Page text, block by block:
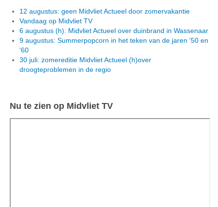
12 augustus: geen Midvliet Actueel door zomervakantie
Vandaag op Midvliet TV
6 augustus (h): Midvliet Actueel over duinbrand in Wassenaar
9 augustus: Summerpopcorn in het teken van de jaren '50 en
'60
30 juli: zomereditie Midvliet Actueel (h)over
droogteproblemen in de regio
Nu te zien op Midvliet TV